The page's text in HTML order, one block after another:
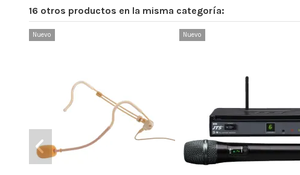
16 otros productos en la misma categoría:
Nuevo Nuevo